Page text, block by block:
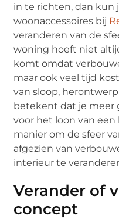
in te richten, dan kun
woonaccessoires bij
veranderen van de
woning hoeft niet
komt omdat
maar ook veel tijd
van sloop,
betekent dat je meer
voor het loon van een
manier om de sfeer
afgezien van
interieur te
Verander of
concept